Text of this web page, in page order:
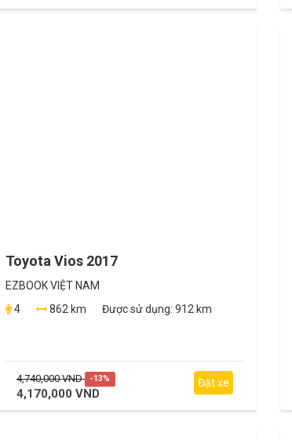
Toyota Vios 2017
EZBOOK VIỆT NAM
4
862 km Được sử dụng: 912 km
4,740,000 VND -13%
4,170,000 VND
Đặt xe